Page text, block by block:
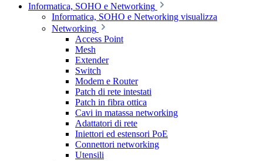
Informatica, SOHO e Networking
Informatica, SOHO e Networking visualizza
Networking
Access Point
Mesh
Extender
Switch
Modem e Router
Patch di rete intestati
Patch in fibra ottica
Cavi in matassa networking
Adattatori di rete
Iniettori ed estensori PoE
Connettori networking
Utensili